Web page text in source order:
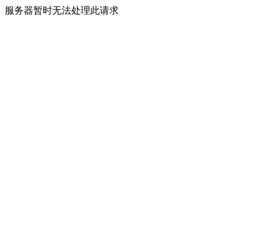
服务器暂时无法处理此请求